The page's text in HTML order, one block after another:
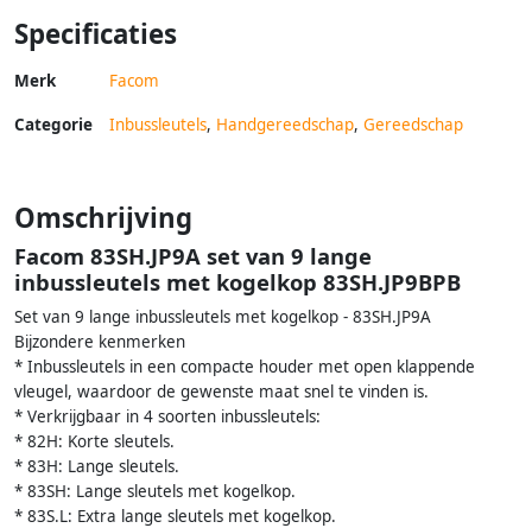
Specificaties
Merk Facom
Categorie Inbussleutels, Handgereedschap, Gereedschap
Omschrijving
Facom 83SH.JP9A set van 9 lange
inbussleutels met kogelkop 83SH.JP9BPB
Set van 9 lange inbussleutels met kogelkop - 83SH.JP9A
Bijzondere kenmerken
* Inbussleutels in een compacte houder met open klappende
vleugel, waardoor de gewenste maat snel te vinden is.
* Verkrijgbaar in 4 soorten inbussleutels:
* 82H: Korte sleutels.
* 83H: Lange sleutels.
* 83SH: Lange sleutels met kogelkop.
* 83S.L: Extra lange sleutels met kogelkop.